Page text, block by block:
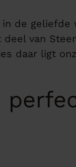
de
van
daar ligt